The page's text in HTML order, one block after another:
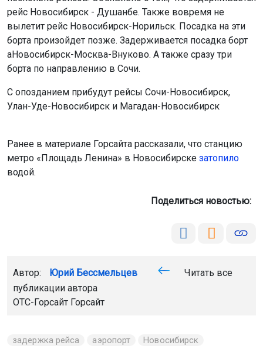
рейс Новосибирск - Душанбе. Также вовремя не
вылетит рейс Новосибирск-Норильск. Посадка на эти
борта произойдет позже. Задерживается посадка борт
аНовосибирск-Москва-Внуково. А также сразу три
борта по направлению в Сочи.
С опозданием прибудут рейсы Сочи-Новосибирск,
Улан-Уде-Новосибирск и Магадан-Новосибирск
Ранее в материале Горсайта рассказали, что станцию
метро «Площадь Ленина» в Новосибирске затопило
водой.
Поделиться новостью:
Автор: Юрий Бессмельцев
Читать все
публикации автора
ОТС-Горсайт Горсайт
задержка рейса аэропорт Новосибирск